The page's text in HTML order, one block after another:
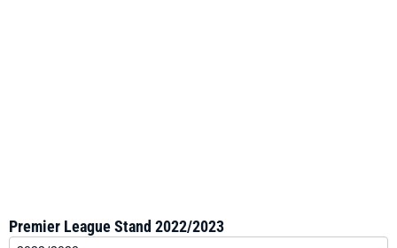
Premier League Stand 2022/2023